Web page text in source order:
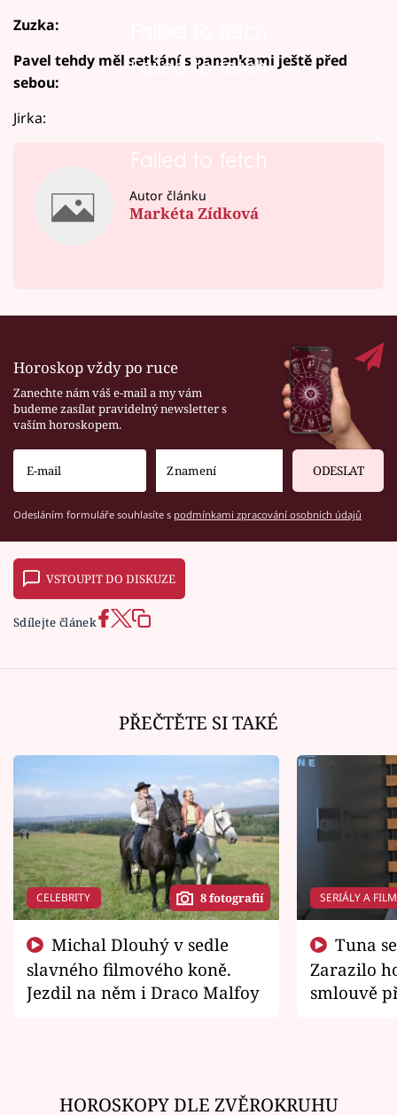
Zuzka:
Failed to fetch
Pavel tehdy měl setkání s panenkami ještě před
sebou:
Jirka:
Failed to fetch
Autor článku
Markéta Zídková
Horoskop vždy po ruce
Zanechte nám váš e-mail a my vám
budeme zasílat pravidelný newsletter s
vaším horoskopem.
ODESLAT
Odesláním formuláře souhlasíte s podmínkami zpracování osobních údajů
VSTOUPIT DO DISKUZE
Sdílejte článek
PŘEČTĚTE SI TAKÉ
CELEBRITY 8 fotografií
slavného filmového koně.
Jezdil na něm i Draco Malfoy
SERIÁLY A
Zarazilo
smlouvě
HOROSKOPY DLE ZVĚROKRUHU